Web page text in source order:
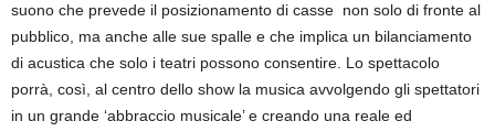
suono che prevede il posizionamento di casse non solo di fronte al
pubblico, ma anche alle sue spalle e che implica un bilanciamento
di acustica che solo i teatri possono consentire. Lo spettacolo
porrà, così, al centro dello show la musica avvolgendo gli spettatori
in un grande ‘abbraccio musicale’ e creando una reale ed